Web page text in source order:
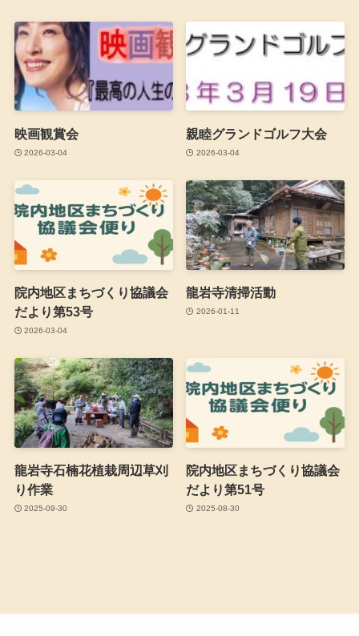
映画観賞会
2026-03-04
親睦グランドゴルフ大会
2026-03-04
院内地区まちづくり協議会
だより第53号
2026-03-04
龍岩寺清掃活動
2026-01-11
龍岩寺石楠花植栽周辺草刈
り作業
2025-09-30
院内地区まちづくり協議会
だより第51号
2025-08-30